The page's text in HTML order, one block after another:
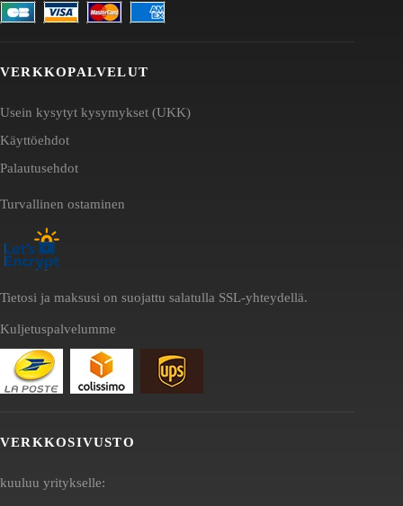
VERKKOPALVELUT
Usein kysytyt kysymykset (UKK)
Käyttöehdot
Palautusehdot
Turvallinen ostaminen
Tietosi ja maksusi on suojattu salatulla SSL-yhteydellä.
Kuljetuspalvelumme
VERKKOSIVUSTO
kuuluu yritykselle: